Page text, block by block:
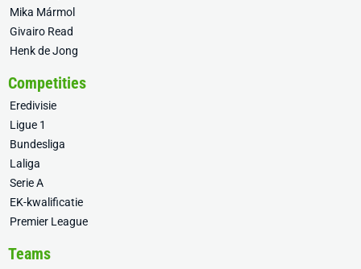
Mika Mármol
Givairo Read
Henk de Jong
Competities
Eredivisie
Ligue 1
Bundesliga
Laliga
Serie A
EK-kwalificatie
Premier League
Teams